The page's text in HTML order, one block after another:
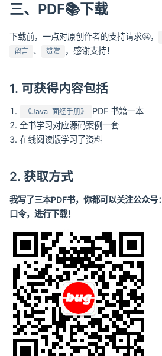
三、PDF📚下载
下载前，一点对原创作者的支持请求😬，
留言 、 赞赏 ，感谢支持！
1. 可获得内容包括
《Java 面经手册》
PDF 书籍一本
全书学习对应源码案例一套
在线阅读版学习了资料
2. 获取方式
我写了三本PDF书，你都可以关注公众号：
口令，进行下载！